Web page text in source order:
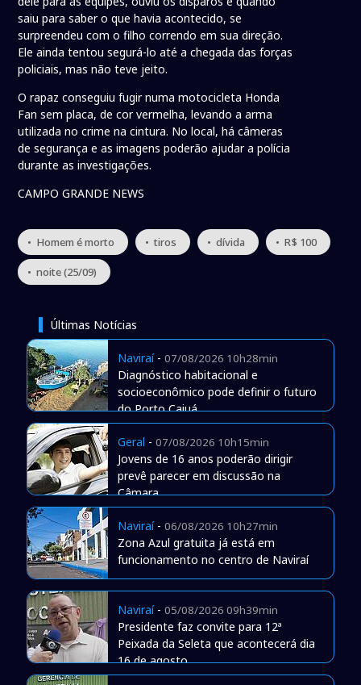
saiu para saber o que havia acontecido, se
surpreendeu com o filho correndo em sua direção.
Ele ainda tentou segurá-lo até a chegada das forças
policiais, mas não teve jeito.
O rapaz conseguiu fugir numa motocicleta Honda
Fan sem placa, de cor vermelha, levando a arma
utilizada no crime na cintura. No local, há câmeras
de segurança e as imagens poderão ajudar a polícia
durante as investigações.
CAMPO GRANDE NEWS
• Homem é morto • tiros • dívida • R$ 100
• noite (25/09)
Últimas Notícias
Naviraí- 07/08/2026 10h28min
Diagnóstico habitacional e
socioeconômico pode definir o futuro
do Porto Caiuá
Geral - 07/08/2026 10h15min
Jovens de 16 anos poderão dirigir
prevê parecer em discussão na
Câmara
Naviraí- 06/08/2026 10h27min
Zona Azul gratuita já está em
funcionamento no centro de Naviraí
Naviraí- 05/08/2026 09h39min
Presidente faz convite para 12ª
Peixada da Seleta que acontecerá dia
16 de agosto